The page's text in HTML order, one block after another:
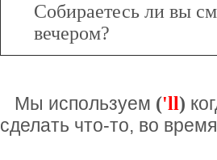
Собираетесь ли вы
вечером?
Мы используем ('ll)
сделать что-то, во